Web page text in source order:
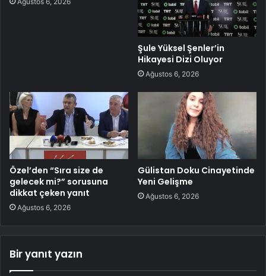
Şule Yüksel Şenler’in
Hikayesi Dizi Oluyor
Ağustos 6, 2026
Özel’den “Sıra size de
gelecek mi?” sorusuna
dikkat çeken yanıt
Ağustos 6, 2026
Gülistan Doku Cinayetinde
Yeni Gelişme
Ağustos 6, 2026
Bir yanıt yazın